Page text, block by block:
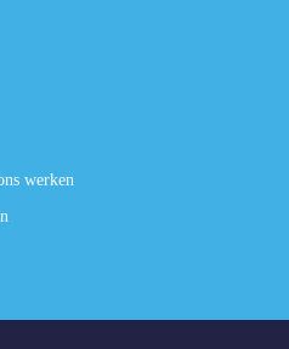
werken